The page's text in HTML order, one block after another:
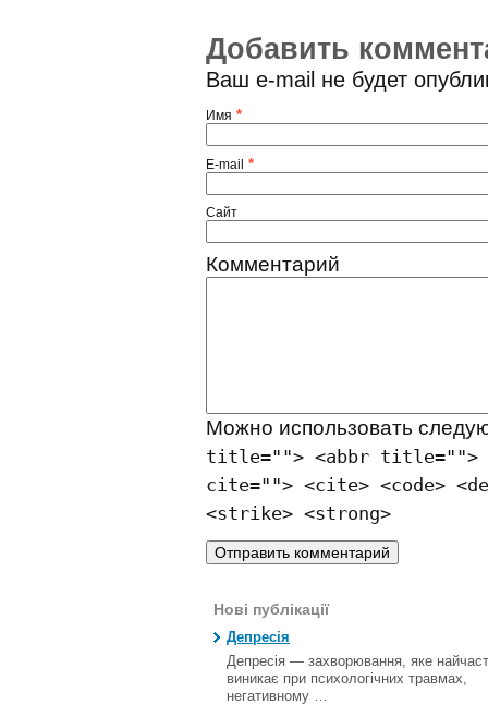
Добавить
Ваш e-mail не будет
Имя *
E-mail *
Сайт
Комментарий
Можно использовать
title=""> <abbr title="">
cite=""> <cite> <code>
<strike> <strong>
Нові публікації
Депресія
Депресія — захворювання, яке
виникає при психологічних травмах,
негативному …